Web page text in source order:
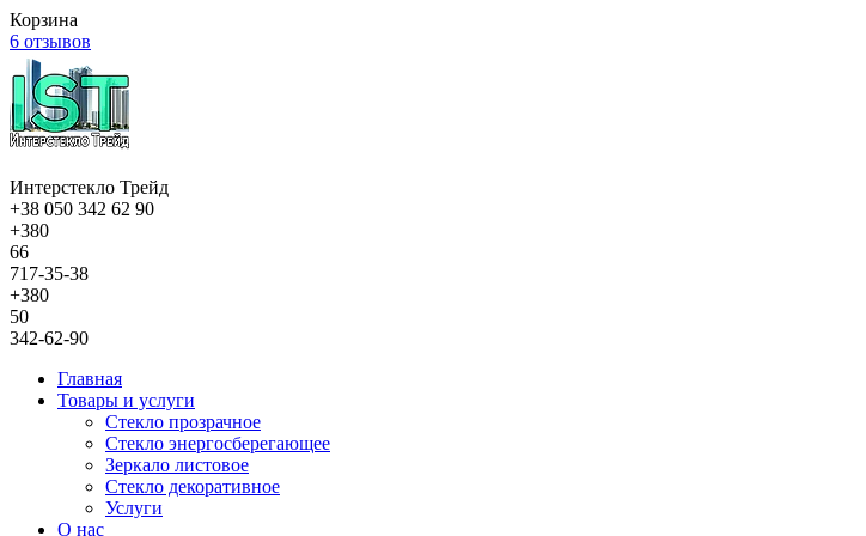
Корзина
6 отзывов
Интерстекло Трейд
+38 050 342 62 90
+380
66
717-35-38
+380
50
342-62-90
Главная
Товары и услуги
Стекло прозрачное
Стекло энергосберегающее
Зеркало листовое
Стекло декоративное
Услуги
О нас